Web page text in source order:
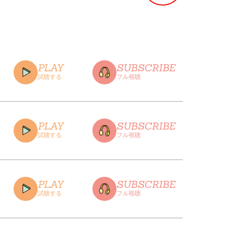
PLAY
試聴する
SUBSCRIBE
フル視聴
CLOSE
PLAY
試聴する
SUBSCRIBE
フル視聴
CLOSE
PLAY
試聴する
SUBSCRIBE
フル視聴